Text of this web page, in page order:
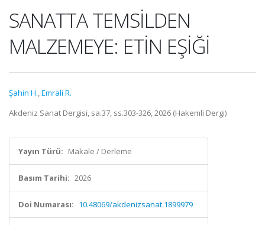
SANATTA TEMSİLDEN
MALZEMEYE: ETİN EŞİĞİ
Şahin H.,Emrali R.
Akdeniz Sanat Dergisi, sa.37, ss.303-326, 2026 (Hakemli Dergi)
Yayın Türü: Makale / Derleme
Basım Tarihi: 2026
Doi Numarası: 10.48069/akdenizsanat.1899979